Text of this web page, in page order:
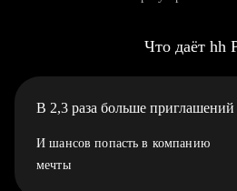
Что даёт hh
В 2,3 раза больше приглашений
И шансов попасть в компанию
мечты